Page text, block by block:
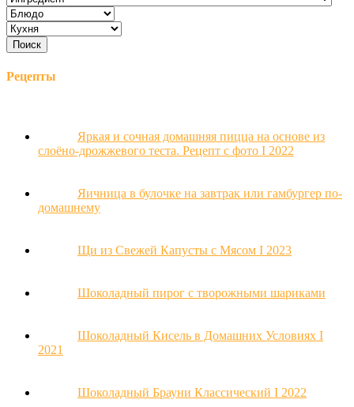
Рецепты
Яркая и сочная домашняя пицца на основе из
слоёно-дрожжевого теста. Рецепт с фото Ι 2022
Яичница в булочке на завтрак или гамбургер по-
домашнему
Щи из Свежей Капусты с Мясом Ι 2023
Шоколадный пирог с творожными шариками
Шоколадный Кисель в Домашних Условиях Ι
2021
Шоколадный Брауни Классический Ι 2022